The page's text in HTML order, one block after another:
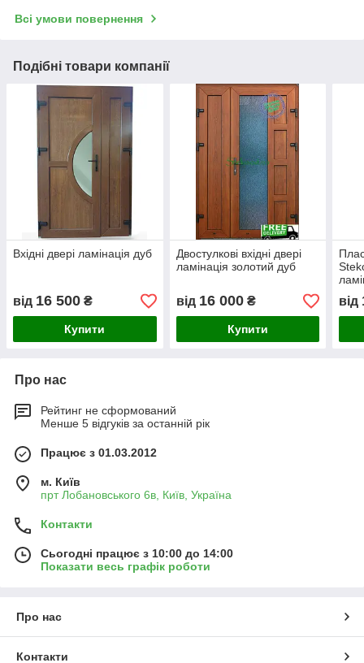
Всі умови повернення
Подібні товари компанії
Вхідні двері ламінація дуб
від 16 500 ₴
Купити
Двостулкові вхідні двері
ламінація золотий дуб
від 16 000₴
Купити
від
Про нас
Рейтинг не сформований
Менше 5 відгуків за останній рік
Працює з 01.03.2012
м. Київ
прт Лобановського 6в, Київ, Україна
Контакти
Сьогодні працює з 10:00 до 14:00
Показати весь графік роботи
Про нас
Контакти